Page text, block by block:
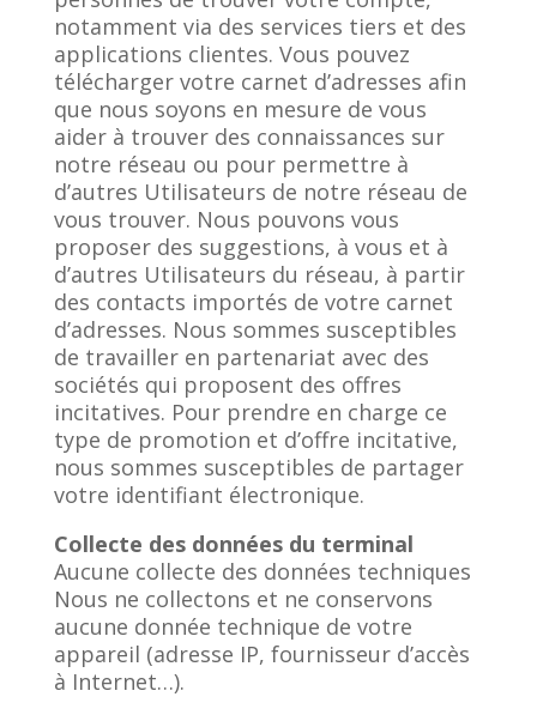
notamment via des services tiers et des
applications clientes. Vous pouvez
télécharger votre carnet d’adresses afin
que nous soyons en mesure de vous
aider à trouver des connaissances sur
notre réseau ou pour permettre à
d’autres Utilisateurs de notre réseau de
vous trouver. Nous pouvons vous
proposer des suggestions, à vous et à
d’autres Utilisateurs du réseau, à partir
des contacts importés de votre carnet
d’adresses. Nous sommes susceptibles
de travailler en partenariat avec des
sociétés qui proposent des offres
incitatives. Pour prendre en charge ce
type de promotion et d’offre incitative,
nous sommes susceptibles de partager
votre identifiant électronique.
Collecte des données du terminal
Aucune collecte des données techniques
Nous ne collectons et ne conservons
aucune donnée technique de votre
appareil (adresse IP, fournisseur d’accès
à Internet…).